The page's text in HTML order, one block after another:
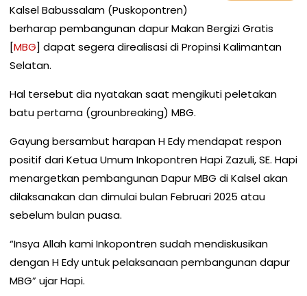
Kalsel Babussalam (Puskopontren)
berharap pembangunan dapur Makan Bergizi Gratis
[MBG] dapat segera direalisasi di Propinsi Kalimantan
Selatan.
Hal tersebut dia nyatakan saat mengikuti peletakan
batu pertama (grounbreaking) MBG.
Gayung bersambut harapan H Edy mendapat respon
positif dari Ketua Umum Inkopontren Hapi Zazuli, SE. Hapi
menargetkan pembangunan Dapur MBG di Kalsel akan
dilaksanakan dan dimulai bulan Februari 2025 atau
sebelum bulan puasa.
“Insya Allah kami Inkopontren sudah mendiskusikan
dengan H Edy untuk pelaksanaan pembangunan dapur
MBG” ujar Hapi.